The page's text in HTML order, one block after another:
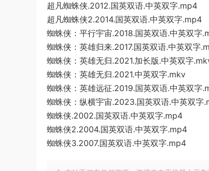
超凡蜘蛛侠.2012.国英双语.中英双字.mp4
超凡蜘蛛侠2.2014.国英双语.中英双字.mp4
蜘蛛侠：平行宇宙.2018.国英双语.中英双字
蜘蛛侠：英雄归来.2017.国英双语.中英双字
蜘蛛侠：英雄无归.2021.加长版.中英双字
蜘蛛侠：英雄无归.2021.中英双字.mkv
蜘蛛侠：英雄远征.2019.国英双语.中英双字
蜘蛛侠：纵横宇宙.2023.国英双语.中英双字
蜘蛛侠.2002.国英双语.中英双字.mp4
蜘蛛侠2.2004.国英双语.中英双字.mp4
蜘蛛侠3.2007.国英双语.中英双字.mp4